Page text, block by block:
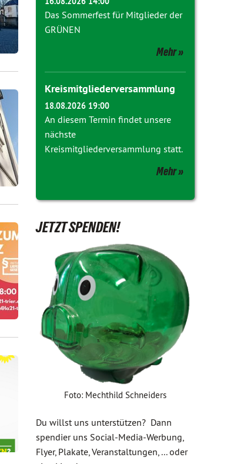
Das Sommerfest für Mitglieder der
GRÜNEN
Mehr
Kreismitgliederversammlung
18.08.2026 19:00
An diesem Termin findet unsere
nächste
Kreismitgliederversammlung statt.
Mehr
JETZT SPENDEN!
Foto: Mechthild Schneiders
Du willst uns unterstützen? Dann
spendier uns Social-Media-Werbung,
Flyer, Plakate, Veranstaltungen, ... oder